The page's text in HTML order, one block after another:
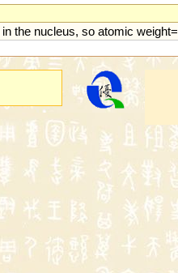
in the nucleus, so atomic weight=